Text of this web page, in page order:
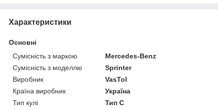
Характеристики
Основні
Сумісність з маркою
Mercedes-Benz
Сумісність з моделлю
Sprinter
Виробник
VasTol
Країна виробник
Україна
Тип кулі
Тип C